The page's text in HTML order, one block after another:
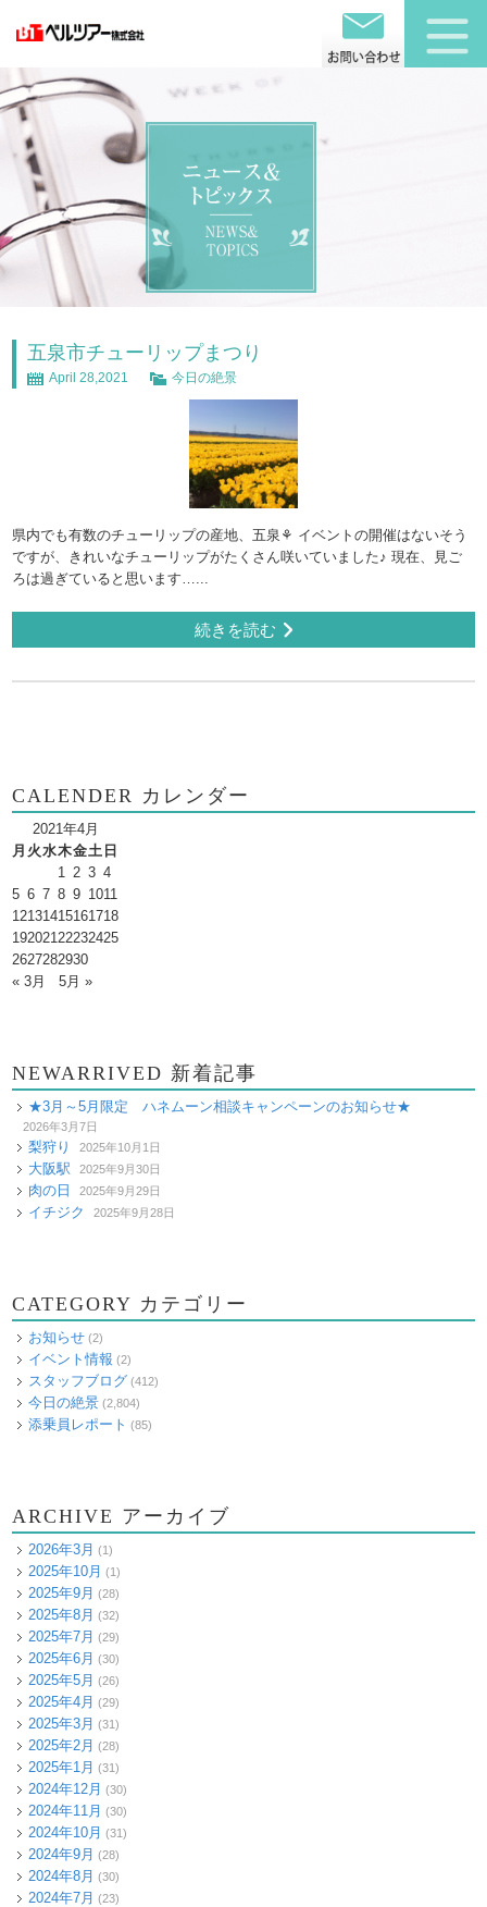
五泉市チューリップまつり
April 28,2021 今日の絶景
県内でも有数のチューリップの産地、五泉⚘ イベントの開催はないそう
ですが、きれいなチューリップがたくさん咲いていました♪ 現在、見ご
ろは過ぎていると思います…...
続きを読む
CALENDER カレンダー
2021年4月
月 火水木金土 日
1 2 3 4
5 6 7 8 9 1011
12131415161718
19202122232425
2627282930
« 3月
5月 »
NEWARRIVED 新着記事
★3月～5月限定 ハネムーン相談キャンペーンのお知らせ★
2026年3月7日
梨狩り 2025年10月1日
大阪駅 2025年9月30日
肉の日 2025年9月29日
イチジク 2025年9月28日
CATEGORY カテゴリー
お知らせ (2)
イベント情報 (2)
スタッフブログ (412)
今日の絶景 (2,804)
添乗員レポート (85)
ARCHIVE アーカイブ
2026年3月 (1)
2025年10月 (1)
2025年9月 (28)
2025年8月 (32)
2025年7月 (29)
2025年6月 (30)
2025年5月 (26)
2025年4月 (29)
2025年3月 (31)
2025年2月 (28)
2025年1月 (31)
2024年12月 (30)
2024年11月 (30)
2024年10月 (31)
2024年9月 (28)
2024年8月 (30)
2024年7月 (23)